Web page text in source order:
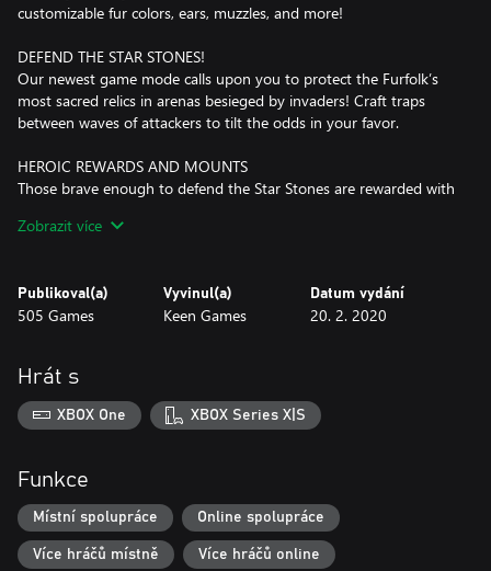
customizable fur colors, ears, muzzles, and more!
DEFEND THE STAR STONES!
Our newest game mode calls upon you to protect the Furfolk’s
most sacred relics in arenas besieged by invaders! Craft traps
between waves of attackers to tilt the odds in your favor.
HEROIC REWARDS AND MOUNTS
Those brave enough to defend the Star Stones are rewarded with
unicorns and dragons!
Host other players on the Furfolk islands of Faynore! Note: only
players who own this expansion will be able to use items found
Zobrazit více
Publikoval(a)
505 Games
Vyvinul(a)
Keen Games
Datum vydání
20. 2. 2020
Hrát s
XBOX One XBOX Series X|S
Funkce
Místní spolupráce Online spolupráce
Více hráčů místně Více hráčů online